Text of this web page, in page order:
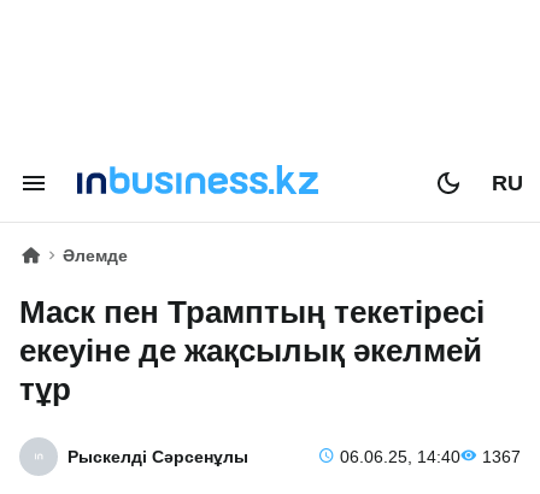
RU
Әлемде
Маск пен Трамптың текетіресі
екеуіне де жақсылық әкелмей
тұр
Рыскелді Сәрсенұлы 06.06.25, 14:40 1367